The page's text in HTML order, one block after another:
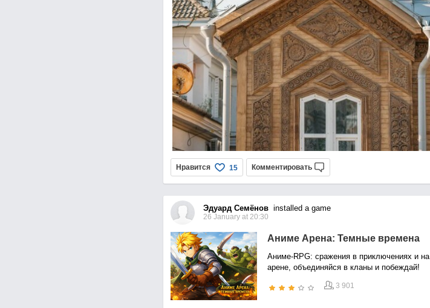
Нравится 15 Комментировать
Эдуард Семёновinstalled a game
26 January at 20:30
Аниме Арена: Темные времена
Аниме-RPG: сражения в приключениях и на
арене, объединяйся в кланы и побеждай!
3 901